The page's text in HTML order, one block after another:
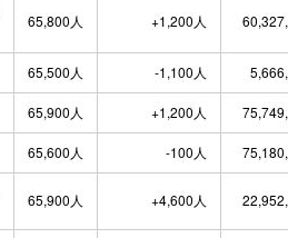
65,800人 +1,200人
65,500人 -1,100人
65,900人 +1,200人
65,600人 -100人
65,900人 +4,600人